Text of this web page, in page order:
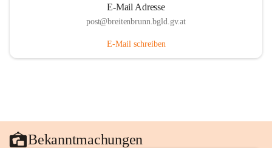
E-Mail Adresse
post@breitenbrunn.bgld.gv.at
E-Mail schreiben
Bekanntmachungen